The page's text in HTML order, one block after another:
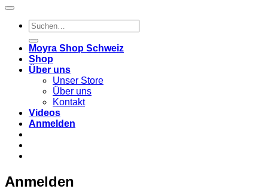
Suchen
nach:
Moyra Shop Schweiz
Shop
Über uns
Unser Store
Über uns
Kontakt
Videos
Anmelden
Anmelden